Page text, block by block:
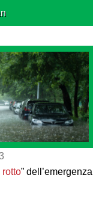
” dell’emergenza